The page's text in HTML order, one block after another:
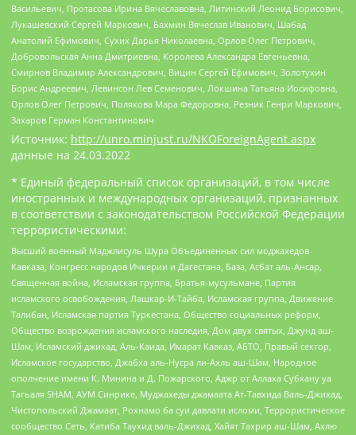
Васильевич, Протасова Ирина Вячеславовна, Литинский Леонид Борисович,
Лукашевский Сергей Маркович, Бахмин Вячеслав Иванович, Шабад
Анатолий Ефимович, Сухих Дарья Николаевна, Орлов Олег Петрович,
Добровольская Анна Дмитриевна, Королева Александра Евгеньевна,
Смирнов Владимир Александрович, Вицин Сергей Ефимович, Золотухин
Борис Андреевич, Левинсон Лев Семенович, Локшина Татьяна Иосифовна,
Орлов Олег Петрович, Полякова Мара Федоровна, Резник Генри Маркович,
Захаров Герман Константинович
Источник: http://unro.minjust.ru/NKOForeignAgent.aspx
данные на 24.03.2022
* Единый федеральный список организаций, в том числе
иностранных и международных организаций, признанных
в соответствии с законодательством Российской Федерации
террористическими:
Высший военный Маджлисуль Шура Объединенных сил моджахедов
Кавказа, Конгресс народов Ичкерии и Дагестана, База, Асбат аль-Ансар,
Священная война, Исламская группа, Братья-мусульмане, Партия
исламского освобождения, Лашкар-И-Тайба, Исламская группа, Движение
Талибан, Исламская партия Туркестана, Общество социальных реформ,
Общество возрождения исламского наследия, Дом двух святых, Джунд аш-
Шам, Исламский джихад, Аль-Каида, Имарат Кавказ, АБТО, Правый сектор,
Исламское государство, Джабха аль-Нусра ли-Ахль аш-Шам, Народное
ополчение имени К. Минина и Д. Пожарского, Аджр от Аллаха Субхану уа
Тагьаля SHAM, АУМ Синрике, Муджахеды джамаата Ат-Тавхида Валь-Джихад,
Чистопольский Джамаат, Рохнамо ба суи давлати исломи, Террористическое
сообщество Сеть, Катиба Таухид валь-Джихад, Хайят Тахрир аш-Шам, Ахлю